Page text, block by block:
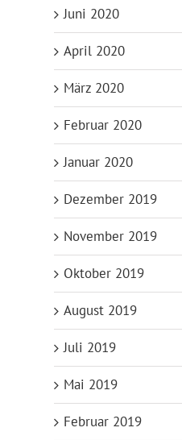
Juni 2020
April 2020
März 2020
Februar 2020
Januar 2020
Dezember 2019
November 2019
Oktober 2019
August 2019
Juli 2019
Mai 2019
Februar 2019